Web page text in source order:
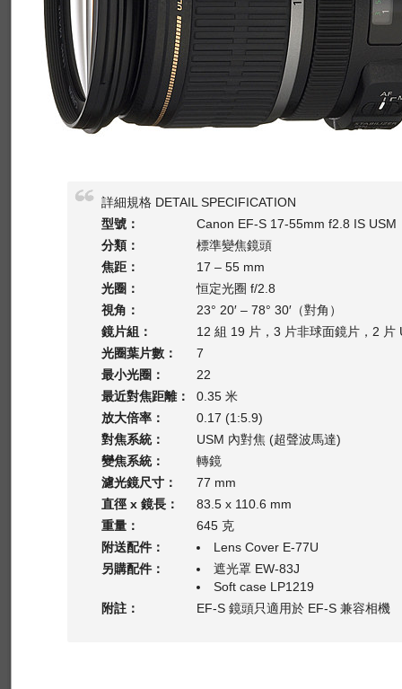
詳細規格 DETAIL SPECIFICATION
型號：
Canon EF-S 17-55mm f2.8 IS USM
分類：
標準變焦鏡頭
焦距：
17 – 55 mm
光圈：
恒定光圈 f/2.8
視角：
23° 20′ – 78° 30′（對角）
鏡片組：
12 組 19 片，3 片非球面鏡片，2 片
光圈葉片數：
7
最小光圈：
22
最近對焦距離：
0.35 米
放大倍率：
0.17 (1:5.9)
對焦系統：
USM 內對焦 (超聲波馬達)
變焦系統：
轉鏡
濾光鏡尺寸：
77 mm
直徑 x 鏡長：
83.5 x 110.6 mm
重量：
645 克
附送配件：
Lens Cover E-77U
另購配件：
遮光罩 EW-83J
Soft case LP1219
附註：
EF-S 鏡頭只適用於 EF-S 兼容相機